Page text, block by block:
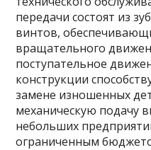
передачи состоят из
винтов,
вращательного
поступательное
конструкции
замене изношенных
механическую подачу
небольших
ограниченным